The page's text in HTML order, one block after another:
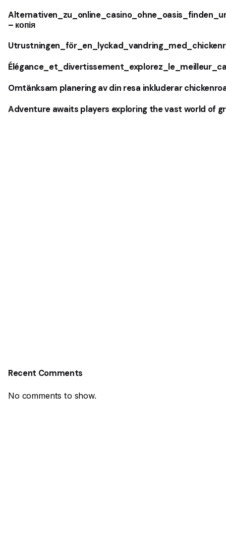
– копія
Omtänksam planering av din resa inkluderar
Adventure awaits players exploring the vast world of
Recent Comments
No comments to show.